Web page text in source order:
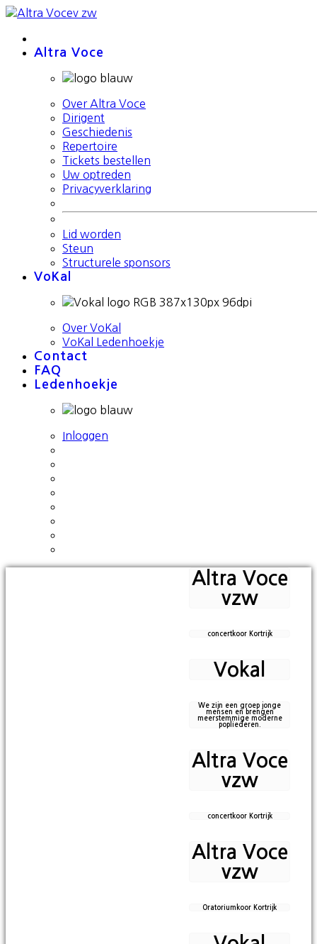
Altra Voce
Over Altra Voce
Dirigent
Geschiedenis
Repertoire
Tickets bestellen
Uw optreden
Privacyverklaring
Lid worden
Steun
Structurele sponsors
VoKal
Over VoKal
VoKal Ledenhoekje
Contact
FAQ
Ledenhoekje
Inloggen
Altra Voce
vzw
concertkoor Kortrijk
Vokal
We zijn een groep jonge
mensen en brengen
meerstemmige moderne
popliederen.
Altra Voce
vzw
concertkoor Kortrijk
Altra Voce
vzw
Oratoriumkoor Kortrijk